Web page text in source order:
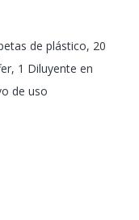
de plástico, 20
1 Diluyente en
de uso